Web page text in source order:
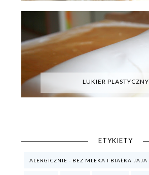
LUKIER PLASTYCZNY
ETYKIETY
ALERGICZNIE - BEZ MLEKA I BIAŁKA JAJA